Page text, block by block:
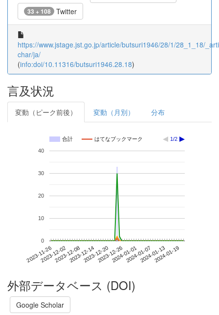
33 + 108 Twitter
https://www.jstage.jst.go.jp/article/butsuri1946/28/1/28_1_18/
char/ja/
(info:doi/10.11316/butsuri1946.28.18)
言及状況
変動（ピーク前後） 変動（月別） 分布
合計 はてなブックマーク 1/2
2023-11-262023-12-022023-12-082023-12-142023-12-202023-12-262024-01-012024-01-072024-01-132024-01-19
0
10
20
30
40
外部データベース (DOI)
Google Scholar